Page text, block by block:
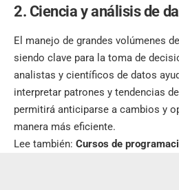
2. Ciencia y análisis de
El manejo de grandes volúmenes
siendo clave para la toma de
analistas y científicos de datos
interpretar patrones y tendencias
permitirá anticiparse a cambios y
manera más eficiente.
Lee también: Cursos de